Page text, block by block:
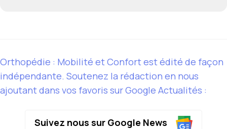
Orthopédie : Mobilité et Confort est édité de façon
indépendante. Soutenez la rédaction en nous
ajoutant dans vos favoris sur Google Actualités :
Suivez nous sur Google News